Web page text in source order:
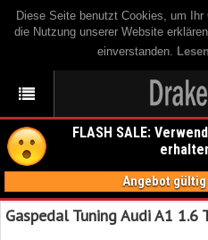
Diese Seite benutzt Cookies, um
die Nutzung unserer Website
einverstanden.
FLASH SALE:
Angebot
Gaspedal Tuning Audi A1 1.6